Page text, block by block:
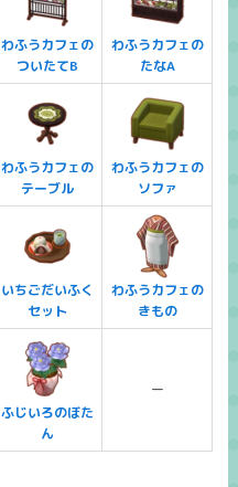
わふうカフェの
ついたてB
わふうカフェの
たなA
わふうカフェの
テーブル
わふうカフェの
ソファ
いちごだいふく
セット
わふうカフェの
きもの
ふじいろのぼた
ん
ー